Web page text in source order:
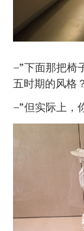
–”下面那把椅
五时期的风格
–”但实际上，